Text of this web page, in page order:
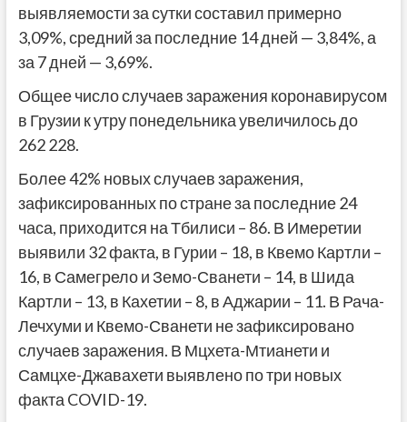
выявляемости за сутки составил примерно
3,09%, средний за последние 14 дней — 3,84%, а
за 7 дней — 3,69%.
Общее число случаев заражения коронавирусом
в Грузии к утру понедельника увеличилось до
262 228.
Более 42% новых случаев заражения,
зафиксированных по стране за последние 24
часа, приходится на Тбилиси – 86. В Имеретии
выявили 32 факта, в Гурии – 18, в Квемо Картли –
16, в Самегрело и Земо-Сванети – 14, в Шида
Картли – 13, в Кахетии – 8, в Аджарии – 11. В Рача-
Лечхуми и Квемо-Сванети не зафиксировано
случаев заражения. В Мцхета-Мтианети и
Самцхе-Джавахети выявлено по три новых
факта COVID-19.